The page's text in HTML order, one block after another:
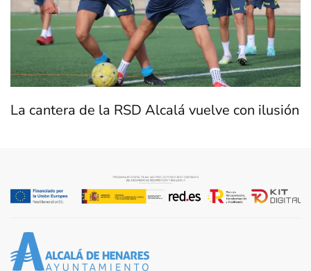
La cantera de la RSD Alcalá vuelve con ilusión